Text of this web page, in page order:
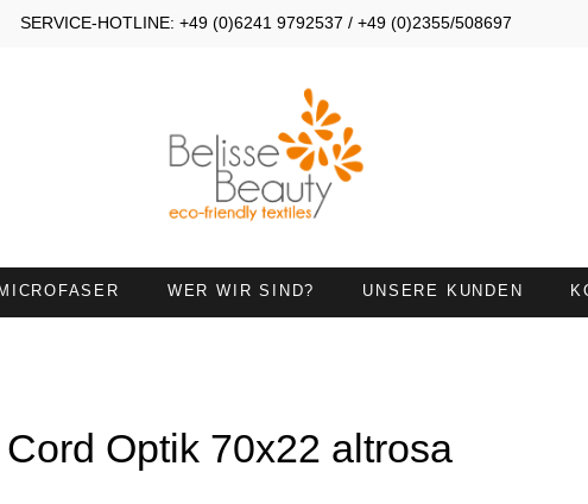
SERVICE-HOTLINE: +49 (0)6241 9792537 / +49 (0)2355/508697
MICROFASER WER WIR SIND? UNSERE KUNDEN
HALSAUSSCHNITT
Optik 70x22 altrosa